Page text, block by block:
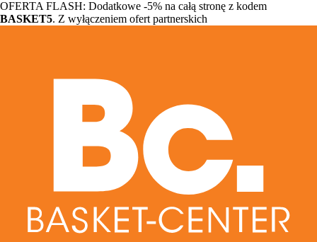
OFERTA FLASH: Dodatkowe -5% na całą stronę z kodem
BASKET5. Z wyłączeniem ofert partnerskich